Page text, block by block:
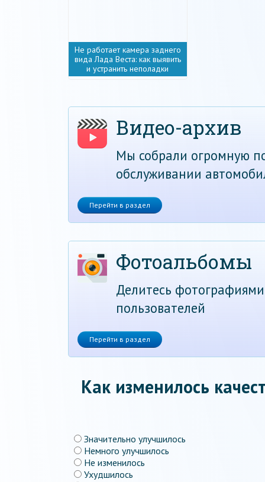
Не работает камера заднего
вида Лада Веста: как выявить
и устранить неполадки
Видео-архив
Мы собрали огромную
обслуживании
Перейти в раздел
Фотоальбомы
Делитесь
пользователей
Перейти в раздел
Как изменилось
Значительно улучшилось
Немного улучшилось
Не изменилось
Ухудшилось